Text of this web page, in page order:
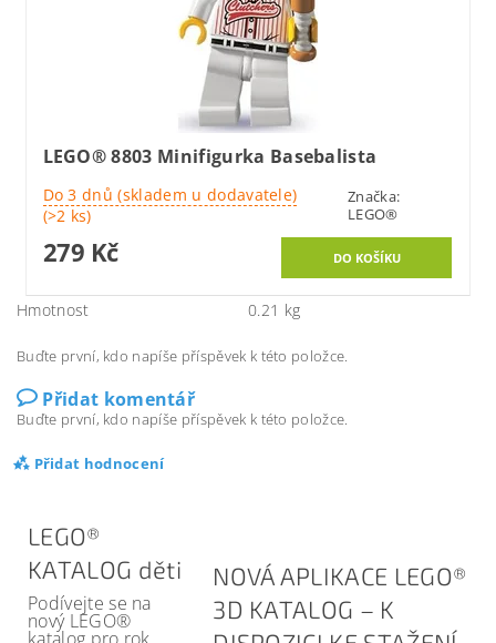
LEGO® 8803 Minifigurka Basebalista
Do 3 dnů (skladem u dodavatele)
(>2 ks)
Značka:
LEGO®
279 Kč
Hmotnost 0.21 kg
Buďte první, kdo napíše příspěvek k této položce.
Přidat komentář
Buďte první, kdo napíše příspěvek k této položce.
Přidat hodnocení
LEGO®
KATALOG děti
Podívejte se na
nový LEGO®
NOVÁ APLIKACE LEGO®
3D KATALOG – K